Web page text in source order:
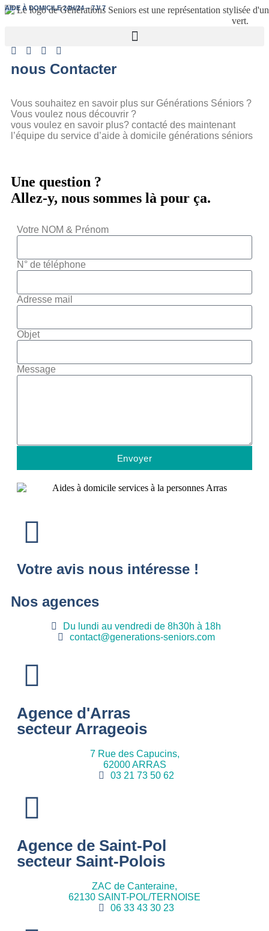
AIDE À DOMICILE 24H/24 – 7J/ 7
nous Contacter
Vous souhaitez en savoir plus sur Générations Séniors ?
Vous voulez nous découvrir ?
vous voulez en savoir plus? contacté des maintenant
l’équipe du service d’aide à domicile générations séniors
Une question ?
Allez-y, nous sommes là pour ça.
Votre NOM & Prénom
N° de téléphone
Adresse mail
Objet
Message
Envoyer
Votre avis nous intéresse !
Nos agences
Du lundi au vendredi de 8h30h à 18h
contact@generations-seniors.com
Agence d'Arras
secteur Arrageois
7 Rue des Capucins,
62000 ARRAS
03 21 73 50 62
Agence de Saint-Pol
secteur Saint-Polois
ZAC de Canteraine,
62130 SAINT-POL/TERNOISE
06 33 43 30 23